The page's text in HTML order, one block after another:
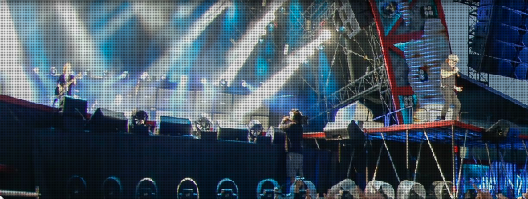
Leben
Kultur